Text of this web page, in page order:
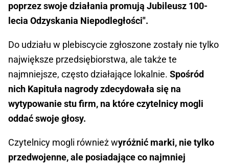
poprzez swoje działania promują Jubileusz 100-
lecia Odzyskania Niepodległości".
Do udziału w plebiscycie zgłoszone zostały nie tylko
największe przedsiębiorstwa, ale także te
najmniejsze, często działające lokalnie. Spośród
nich Kapituła nagrody zdecydowała się na
wytypowanie stu firm, na które czytelnicy mogli
oddać swoje głosy.
Czytelnicy mogli również wyróżnić marki, nie tylko
przedwojenne, ale posiadające co najmniej